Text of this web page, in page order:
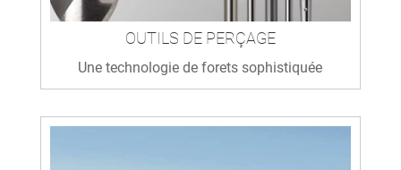
OUTILS DE PERÇAGE
Une technologie de forets sophistiquée